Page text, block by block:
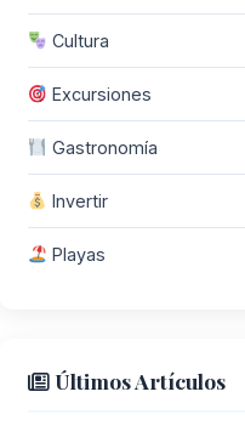
Cultura
Excursiones
Gastronomía
Invertir
Playas
Últimos Artículos